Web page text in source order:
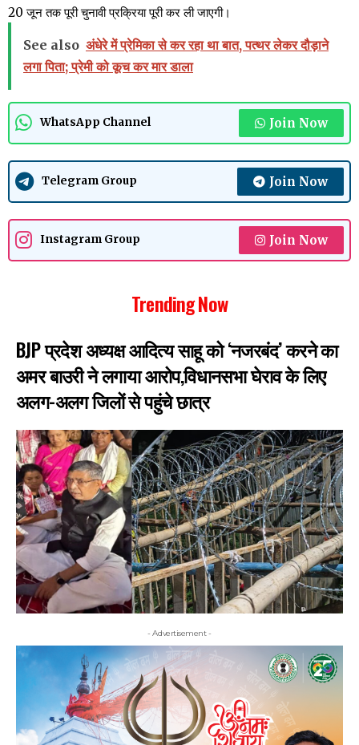
20 जून तक पूरी चुनावी प्रक्रिया पूरी कर ली जाएगी।
See also अंधेरे में प्रेमिका से कर रहा था बात, पत्थर लेकर दौड़ाने
लगा पिता; प्रेमी को कूच कर मार डाला
WhatsApp Channel Join Now
Telegram Group Join Now
Instagram Group Join Now
Trending Now
BJP प्रदेश अध्यक्ष आदित्य साहू को ‘नजरबंद’ करने का
अमर बाउरी ने लगाया आरोप,विधानसभा घेराव के लिए
अलग-अलग जिलों से पहुंचे छात्र
- Advertisement -